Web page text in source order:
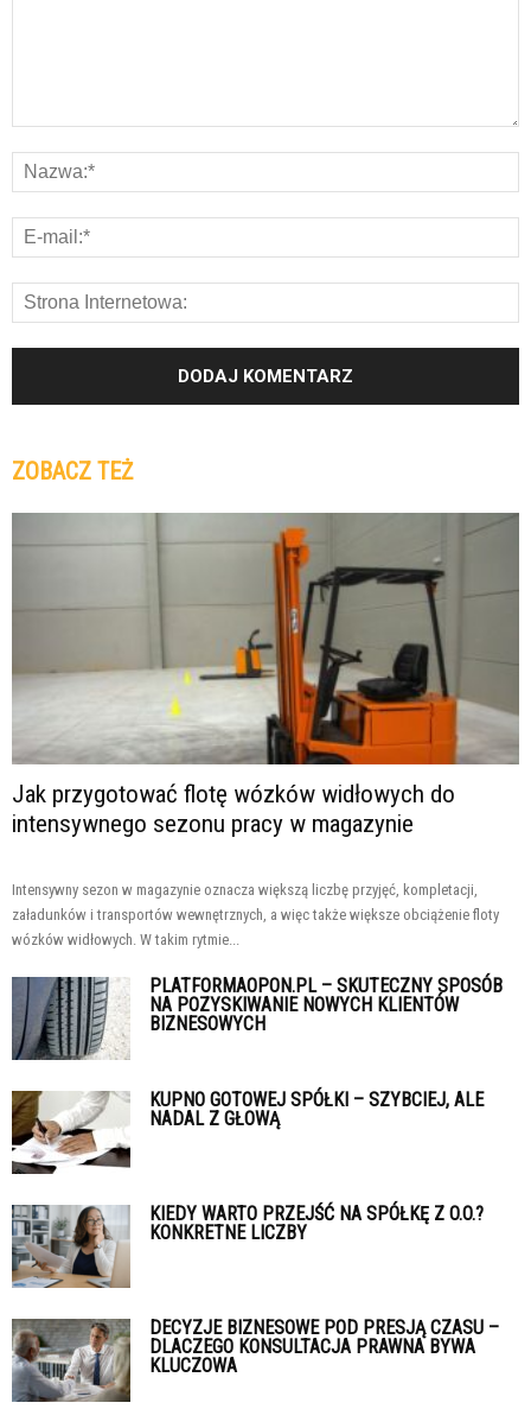
ZOBACZ TEŻ
Jak przygotować flotę wózków widłowych do
intensywnego sezonu pracy w magazynie
Intensywny sezon w magazynie oznacza większą liczbę przyjęć, kompletacji,
załadunków i transportów wewnętrznych, a więc także większe obciążenie floty
wózków widłowych. W takim rytmie...
PLATFORMAOPON.PL – SKUTECZNY SPOSÓB
NA POZYSKIWANIE NOWYCH KLIENTÓW
BIZNESOWYCH
KUPNO GOTOWEJ SPÓŁKI – SZYBCIEJ, ALE
NADAL Z GŁOWĄ
KIEDY WARTO PRZEJŚĆ NA SPÓŁKĘ Z O.O.?
KONKRETNE LICZBY
DECYZJE BIZNESOWE POD PRESJĄ CZASU –
DLACZEGO KONSULTACJA PRAWNA BYWA
KLUCZOWA